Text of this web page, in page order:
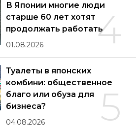
4
В Японии многие люди
старше 60 лет хотят
продолжать работать
01.08.2026
5
Туалеты в японских
комбини: общественное
благо или обуза для
бизнеса?
04.08.2026